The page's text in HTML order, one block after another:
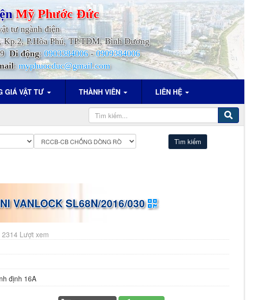
Mỹ PhướcĐức
tư ngành điện
P.Hòa Phú, TP.TDM, Bình Dương
Di động:0903384006-0909384006
:myphuocduc@gmail.com
GIÁ VẬT TƯ THÀNH VIÊN LIÊN HỆ
VANLOCK SL68N/2016/030
Lượt xem
định 16A